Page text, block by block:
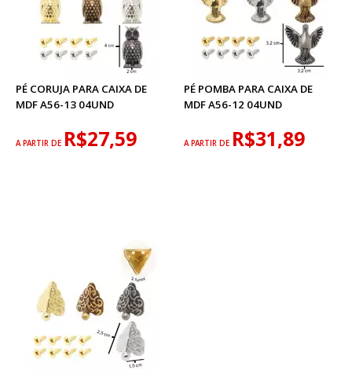
PÉ CORUJA PARA CAIXA DE
MDF A56-13 04UND
A PARTIR DE R$27,59
PÉ POMBA PARA CAIXA DE
MDF A56-12 04UND
A PARTIR DE R$31,89